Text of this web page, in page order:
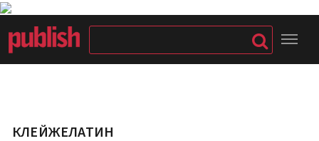
КЛЕЙЖЕЛАТИН